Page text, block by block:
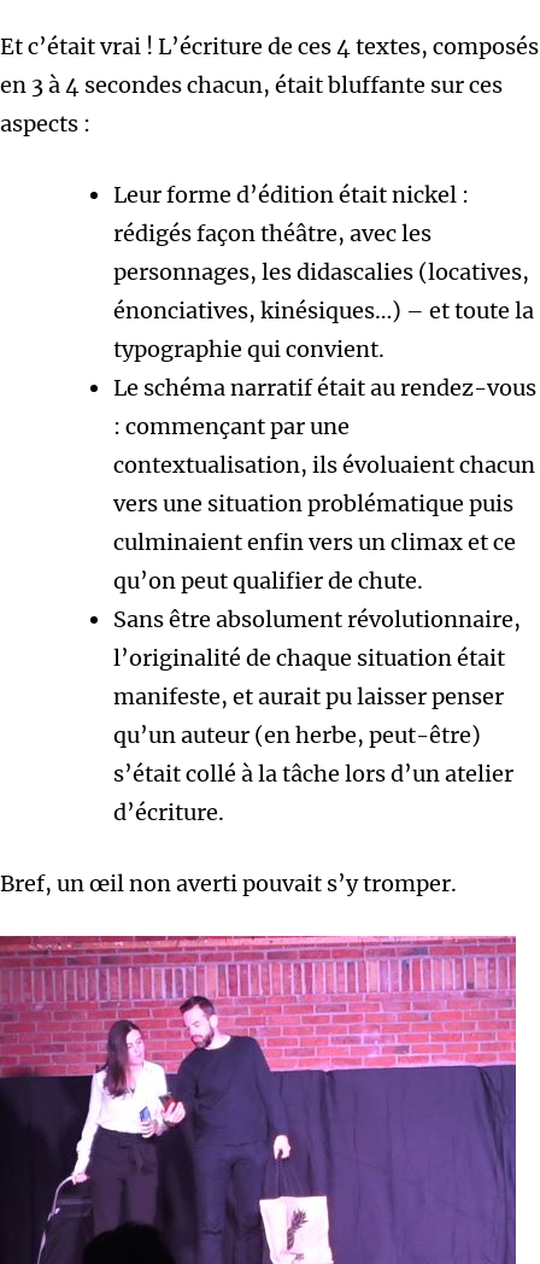
Et c’était vrai ! L’écriture de ces 4 textes, composés
en 3 à 4 secondes chacun, était bluffante sur ces
aspects :
Leur forme d’édition était nickel :
rédigés façon théâtre, avec les
personnages, les didascalies (locatives,
énonciatives, kinésiques…) – et toute la
typographie qui convient.
Le schéma narratif était au rendez-vous
: commençant par une
contextualisation, ils évoluaient chacun
vers une situation problématique puis
culminaient enfin vers un climax et ce
qu’on peut qualifier de chute.
Sans être absolument révolutionnaire,
l’originalité de chaque situation était
manifeste, et aurait pu laisser penser
qu’un auteur (en herbe, peut-être)
s’était collé à la tâche lors d’un atelier
d’écriture.
Bref, un œil non averti pouvait s’y tromper.